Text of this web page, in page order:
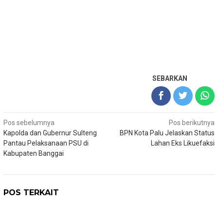
SEBARKAN
Navigasi
pos
Pos sebelumnya
Kapolda dan Gubernur Sulteng
Pantau Pelaksanaan PSU di
Kabupaten Banggai
Pos berikutnya
BPN Kota Palu Jelaskan Status
Lahan Eks Likuefaksi
POS TERKAIT